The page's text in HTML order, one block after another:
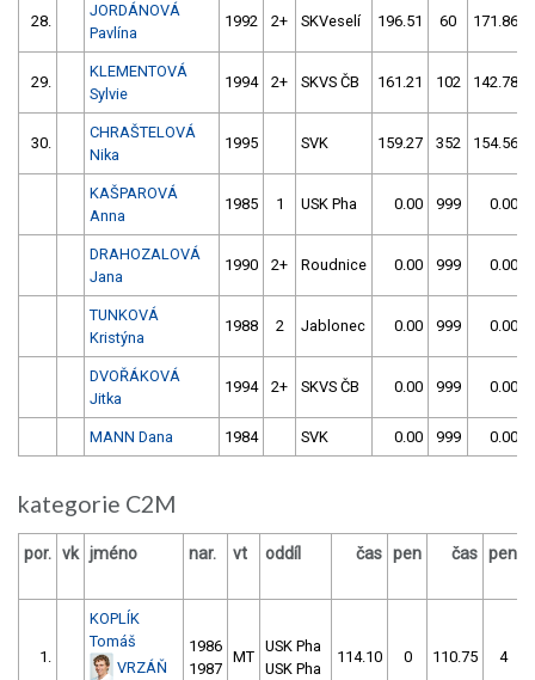
28.
JORDÁNOVÁ
Pavlína
1992 2+ SKVeselí 196.51 60 171.86
29.
KLEMENTOVÁ
Sylvie
1994 2+ SKVS ČB 161.21 102 142.78
30.
CHRAŠTELOVÁ
Nika
1995 SVK 159.27 352 154.56
KAŠPAROVÁ
Anna
1985 1 USK Pha 0.00 999 0.00
DRAHOZALOVÁ
Jana
1990 2+ Roudnice 0.00 999 0.00
TUNKOVÁ
Kristýna
1988 2 Jablonec 0.00 999 0.00
DVOŘÁKOVÁ
Jitka
1994 2+ SKVS ČB 0.00 999 0.00
MANN Dana 1984 SVK 0.00 999 0.00
kategorie C2M
por. vk jméno nar. vt oddíl čas pen čas pen
1.
KOPLÍK
Tomáš
VRZÁŇ
1986
1987
MT
USK Pha
USK Pha
114.10 0 110.75 4